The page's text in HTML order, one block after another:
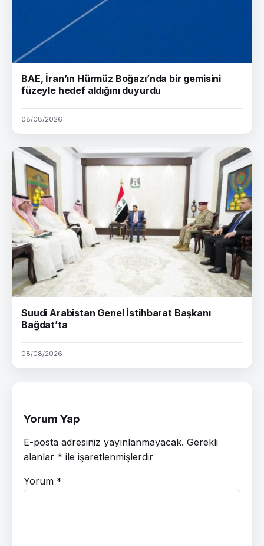
BAE, İran’ın Hürmüz Boğazı’nda bir gemisini
füzeyle hedef aldığını duyurdu
08/08/2026
Suudi Arabistan Genel İstihbarat Başkanı
Bağdat’ta
08/08/2026
Yorum Yap
E-posta adresiniz yayınlanmayacak. Gerekli
alanlar * ile işaretlenmişlerdir
Yorum *